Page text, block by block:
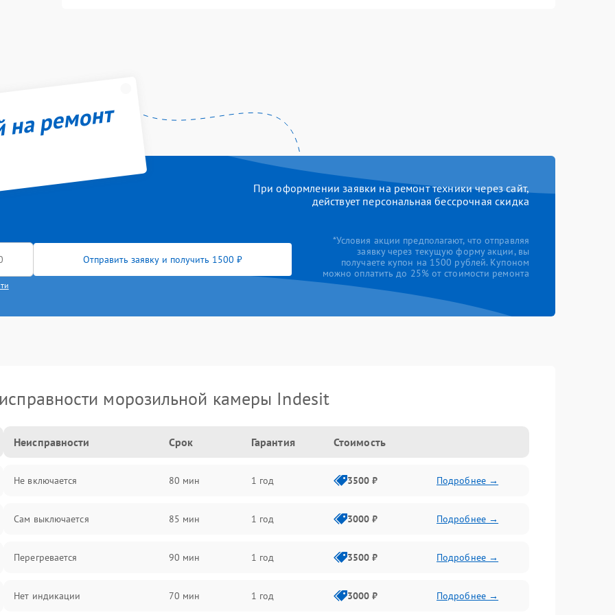
ремонт
При оформлении заявки на ремонт техники через сайт,
действует персональная бессрочная скидка
Отправить заявку и получить 1500 ₽
*Условия акции предполагают, что отправляя
заявку через текущую форму акции, вы
получаете купон на 1500 рублей. Купоном
можно оплатить до 25% от стоимости ремонта
морозильной камеры Indesit
Неисправности Срок Гарантия Стоимость
Не включается 80 мин 1 год 3500 ₽ Подробнее →
Сам выключается 85 мин 1 год 3000 ₽ Подробнее →
Перегревается 90 мин 1 год 3500 ₽ Подробнее →
Нет индикации 70 мин 1 год 3000 ₽ Подробнее →